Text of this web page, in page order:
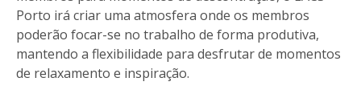
Porto irá criar uma atmosfera onde os membros
poderão focar-se no trabalho de forma produtiva,
mantendo a flexibilidade para desfrutar de momentos
de relaxamento e inspiração.